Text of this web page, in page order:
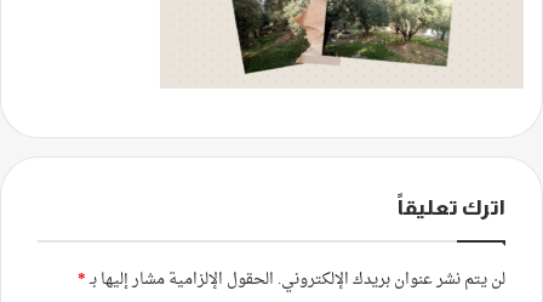
اترك تعليقاً
لن يتم نشر عنوان بريدك الإلكتروني. الحقول الإلزامية مشار إليها بـ*